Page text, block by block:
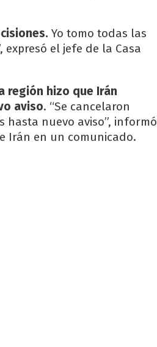
Yo tomo todas las
expresó el jefe de la Casa
región hizo que Irán
aviso. “Se cancelaron
nuevo aviso”, informó
Irán en un comunicado.